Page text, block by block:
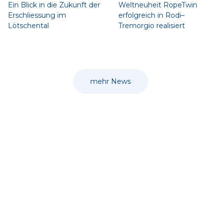
Ein Blick in die Zukunft der
Erschliessung im
Lötschental
Weltneuheit RopeTwin
erfolgreich in Rodi–
Tremorgio realisiert
mehr News